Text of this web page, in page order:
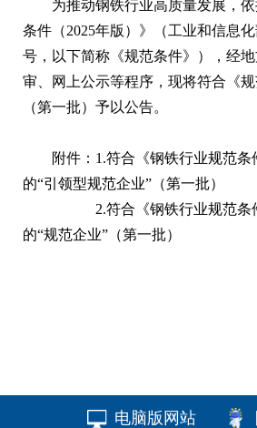
为推动钢铁行业高质量发展，
条件（2025年版）》（工业和信息化
号，以下简称《规范条件》），经
审、网上公示等程序，现将符合《
（第一批）予以公告。
附件：1.符合《钢铁行业规范条
的“引领型规范企业”（第一批）
2.符合《钢铁行业规范条
的“规范企业”（第一批）
电脑版网站